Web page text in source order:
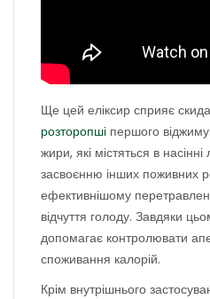
Ще цей еліксир сприяє
розторопші першого
жири, які містяться в
засвоєнню інших поживних
ефективнішому
відчуття голоду. Завдяки
допомагає контролювати
споживання калорій.
Крім внутрішнього